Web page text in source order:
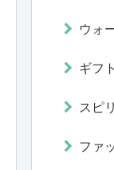
ウォ
ギフ
スピ
ファ